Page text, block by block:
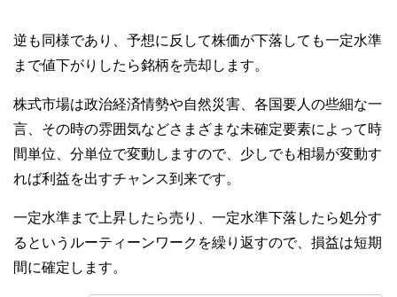
逆も同様であり、予想に反して株価が下落しても一定水準
まで値下がりしたら銘柄を売却します。
株式市場は政治経済情勢や自然災害、各国要人の些細な一
言、その時の雰囲気などさまざまな未確定要素によって時
間単位、分単位で変動しますので、少しでも相場が変動す
れば利益を出すチャンス到来です。
一定水準まで上昇したら売り、一定水準下落したら処分す
るというルーティーンワークを繰り返すので、損益は短期
間に確定します。